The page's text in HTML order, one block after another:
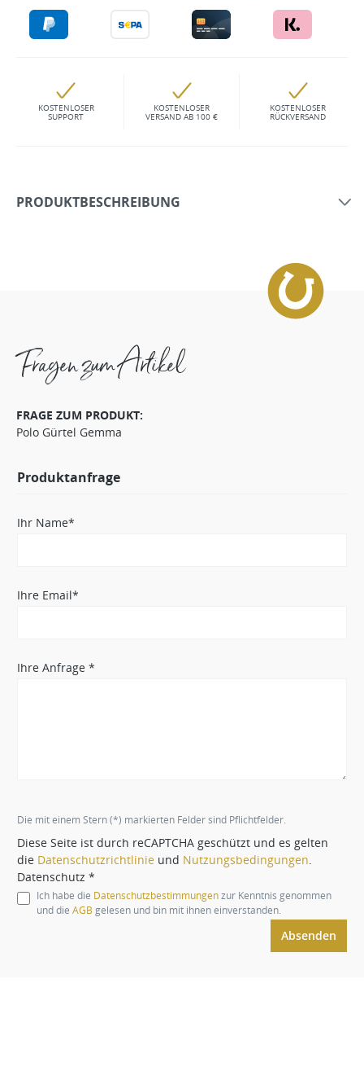
KOSTENLOSER
SUPPORT
KOSTENLOSER
VERSAND AB 100 €
KOSTENLOSER
RÜCKVERSAND
PRODUKTBESCHREIBUNG
Fragen zum Artikel
FRAGE ZUM PRODUKT:
Polo Gürtel Gemma
Produktanfrage
Ihr Name*
Ihre Email*
Ihre Anfrage *
Die mit einem Stern (*) markierten Felder sind Pflichtfelder.
Diese Seite ist durch reCAPTCHA geschützt und es gelten
die Datenschutzrichtlinie und Nutzungsbedingungen
Datenschutz *
Ich habe die Datenschutzbestimmungenzur Kenntnis genommen
und die AGB gelesen und bin mit ihnen einverstanden.
Absenden